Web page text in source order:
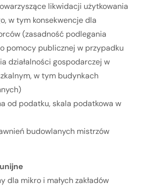
likwidacji użytkowania
w tym konsekwencje dla
(zasadność podlegania
pomocy publicznej w przypadku
działalności gospodarczej w
w tym budynkach
od podatku, skala podatkowa w
budowlanych mistrzów
dla mikro i małych zakładów